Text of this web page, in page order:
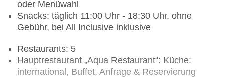
oder Menüwahl
Snacks: täglich 11:00 Uhr - 18:30 Uhr, ohne
Gebühr, bei All Inclusive inklusive
Restaurants: 5
Hauptrestaurant „Aqua Restaurant“: Küche:
international, Buffet, Anfrage & Reservierung